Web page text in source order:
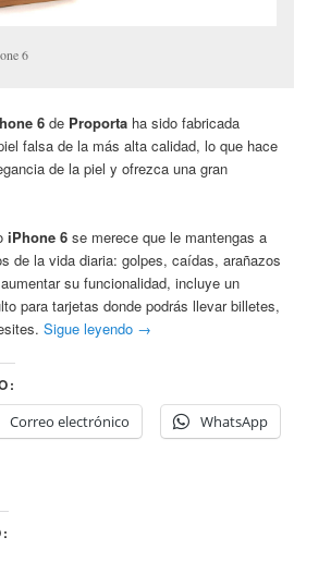
6
6 de Proporta ha sido fabricada
falsa de la más alta calidad, lo que hace
de la piel y ofrezca una gran
iPhone 6 se merece que le mantengas a
de la vida diaria: golpes, caídas, arañazos
su funcionalidad, incluye un
para tarjetas donde podrás llevar billetes,
Sigue leyendo →
Correo electrónico WhatsApp